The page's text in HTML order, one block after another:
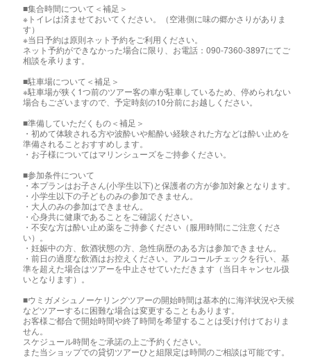
■集合時間について＜補足＞
※トイレは済ませておいてください。（空港側に味の郷かさりがありま
す）
※当日予約は原則ネット予約をご利用ください。
ネット予約ができなかった場合に限り、お電話：090-7360-3897にてご
相談を承ります。
■駐車場について＜補足＞
※駐車場が狭く1つ前のツアー客の車が駐車しているため、停められない
場合もございますので、予定時刻の10分前にお越しください。
■準備していただくもの＜補足＞
・初めて体験される方や波酔いや船酔い経験された方などは酔い止めを
準備されることおすすめします。
・お子様についてはマリンシューズをご持参ください。
■参加条件について
・本プランはお子さん(小学生以下)と保護者の方が参加対象となります。
・小学生以下の子どものみの参加できません。
・大人のみの参加はできません。
・心身共に健康であることをご確認ください。
・不安な方は酔い止め薬をご持参ください（服用時間にご注意くださ
い）。
・妊娠中の方、飲酒状態の方、急性病歴のある方は参加できません。
・前日の過度な飲酒はお控えください。アルコールチェックを行い、基
準を超えた場合はツアーを中止させていただきます（当日キャンセル扱
いとなります）。
■ウミガメシュノーケリングツアーの開始時間は基本的に海洋状況や天候
などツアーするに困難な場合は変更することもあります。
お客様ご都合で開始時間や終了時間を希望することは受け付けておりま
せん。
スケジュール時間をご承諾の上ご予約ください。
また当ショップでの貸切ツアーひと組限定は時間のご相談は可能です。